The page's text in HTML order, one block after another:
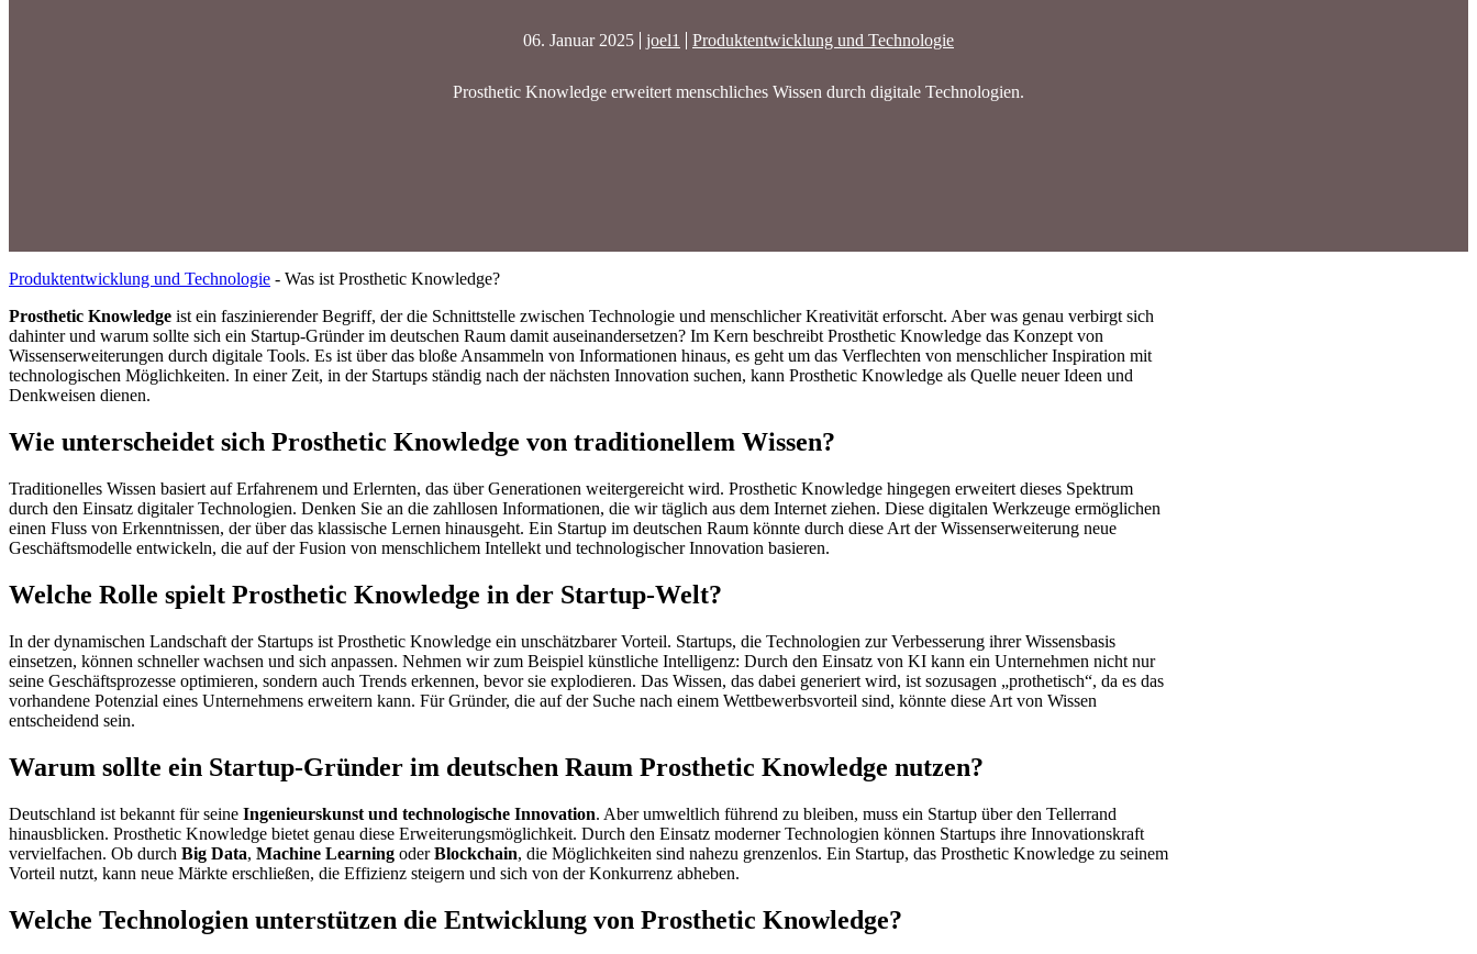
06. Januar 2025 joel1 Produktentwicklung und Technologie
Prosthetic Knowledge erweitert menschliches Wissen durch digitale Technologien.
Produktentwicklung und Technologie - Was ist Prosthetic Knowledge?
Prosthetic Knowledge ist ein faszinierender Begriff, der die Schnittstelle zwischen Technologie und menschlicher Kreativität erforscht. Aber was genau verbirgt sich
dahinter und warum sollte sich ein Startup-Gründer im deutschen Raum damit auseinandersetzen? Im Kern beschreibt Prosthetic Knowledge das Konzept von
Wissenserweiterungen durch digitale Tools. Es ist über das bloße Ansammeln von Informationen hinaus, es geht um das Verflechten von menschlicher Inspiration mit
technologischen Möglichkeiten. In einer Zeit, in der Startups ständig nach der nächsten Innovation suchen, kann Prosthetic Knowledge als Quelle neuer Ideen und
Denkweisen dienen.
Wie unterscheidet sich Prosthetic Knowledge von traditionellem Wissen?
Traditionelles Wissen basiert auf Erfahrenem und Erlernten, das über Generationen weitergereicht wird. Prosthetic Knowledge hingegen erweitert dieses Spektrum
durch den Einsatz digitaler Technologien. Denken Sie an die zahllosen Informationen, die wir täglich aus dem Internet ziehen. Diese digitalen Werkzeuge ermöglichen
einen Fluss von Erkenntnissen, der über das klassische Lernen hinausgeht. Ein Startup im deutschen Raum könnte durch diese Art der Wissenserweiterung neue
Geschäftsmodelle entwickeln, die auf der Fusion von menschlichem Intellekt und technologischer Innovation basieren.
Welche Rolle spielt Prosthetic Knowledge in der Startup-Welt?
In der dynamischen Landschaft der Startups ist Prosthetic Knowledge ein unschätzbarer Vorteil. Startups, die Technologien zur Verbesserung ihrer Wissensbasis
einsetzen, können schneller wachsen und sich anpassen. Nehmen wir zum Beispiel künstliche Intelligenz: Durch den Einsatz von KI kann ein Unternehmen nicht nur
seine Geschäftsprozesse optimieren, sondern auch Trends erkennen, bevor sie explodieren. Das Wissen, das dabei generiert wird, ist sozusagen „prothetisch“, da es das
vorhandene Potenzial eines Unternehmens erweitern kann. Für Gründer, die auf der Suche nach einem Wettbewerbsvorteil sind, könnte diese Art von Wissen
entscheidend sein.
Warum sollte ein Startup-Gründer im deutschen Raum Prosthetic Knowledge nutzen?
Deutschland ist bekannt für seine Ingenieurskunst und technologische Innovation. Aber umweltlich führend zu bleiben, muss ein Startup über den Tellerrand
hinausblicken. Prosthetic Knowledge bietet genau diese Erweiterungsmöglichkeit. Durch den Einsatz moderner Technologien können Startups ihre Innovationskraft
vervielfachen. Ob durch Big Data, Machine Learning oderBlockchain, die Möglichkeiten sind nahezu grenzenlos. Ein Startup, das Prosthetic Knowledge zu seinem
Vorteil nutzt, kann neue Märkte erschließen, die Effizienz steigern und sich von der Konkurrenz abheben.
Welche Technologien unterstützen die Entwicklung von Prosthetic Knowledge?